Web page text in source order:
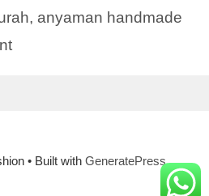
, anyaman handmade
• Built with GeneratePress